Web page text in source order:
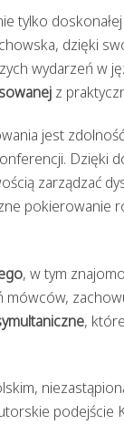
tylko
dzięki
wydarzeń w
z
jest
Dzięki
zarządzać
pokierowanie
, w tym
,